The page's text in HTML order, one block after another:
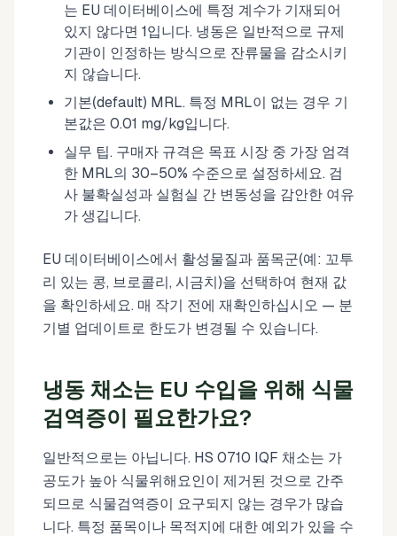
는 EU 데이터베이스에 특정 계수가 기재되어
있지 않다면 1입니다. 냉동은 일반적으로 규제
기관이 인정하는 방식으로 잔류물을 감소시키
지 않습니다.
기본(default) MRL. 특정 MRL이 없는 경우 기
본값은 0.01 mg/kg입니다.
실무 팁. 구매자 규격은 목표 시장 중 가장 엄격
한 MRL의 30–50% 수준으로 설정하세요. 검
사 불확실성과 실험실 간 변동성을 감안한 여유
가 생깁니다.
EU 데이터베이스에서 활성물질과 품목군(예: 꼬투
리 있는 콩, 브로콜리, 시금치)을 선택하여 현재 값
을 확인하세요. 매 작기 전에 재확인하십시오 — 분
기별 업데이트로 한도가 변경될 수 있습니다.
냉동 채소는 EU 수입을 위해 식물
검역증이 필요한가요?
일반적으로는 아닙니다. HS 0710 IQF 채소는 가
공도가 높아 식물위해요인이 제거된 것으로 간주
되므로 식물검역증이 요구되지 않는 경우가 많습
니다. 특정 품목이나 목적지에 대한 예외가 있을 수